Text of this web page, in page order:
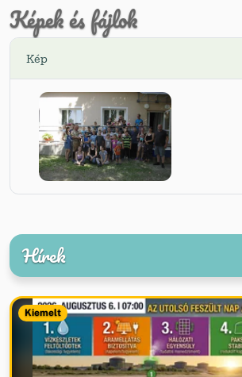
Képek és fájlok
Kép
Hírek
Kiemelt